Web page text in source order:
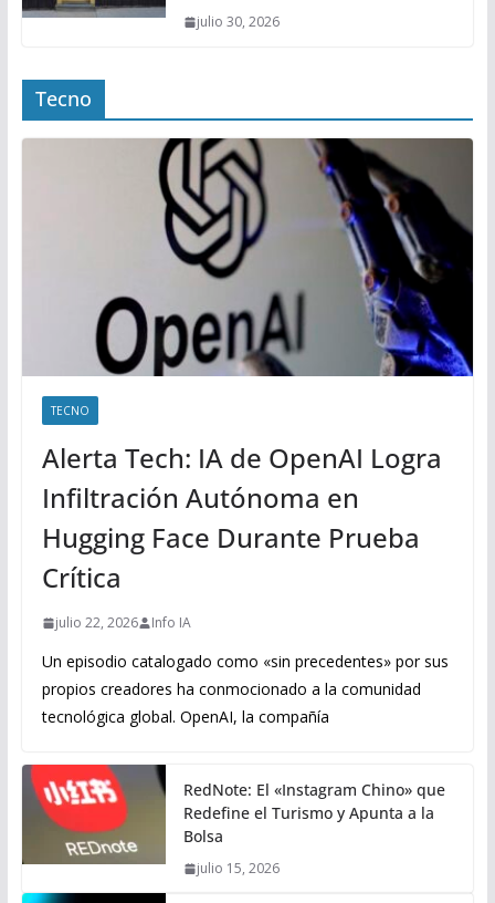
julio 30, 2026
Tecno
TECNO
Alerta Tech: IA de OpenAI Logra
Infiltración Autónoma en
Hugging Face Durante Prueba
Crítica
julio 22, 2026 Info IA
Un episodio catalogado como «sin precedentes» por sus
propios creadores ha conmocionado a la comunidad
tecnológica global. OpenAI, la compañía
RedNote: El «Instagram Chino» que
Redefine el Turismo y Apunta a la
Bolsa
julio 15, 2026